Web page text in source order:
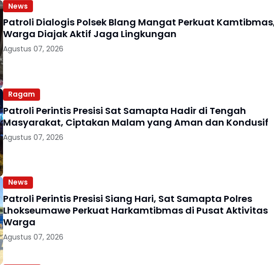
News
Patroli Dialogis Polsek Blang Mangat Perkuat
Warga Diajak Aktif Jaga Lingkungan
Agustus 07, 2026
Ragam
Patroli Perintis Presisi Sat Samapta Hadir di Tengah
Masyarakat, Ciptakan Malam yang Aman dan Kondusif
Agustus 07, 2026
News
Patroli Perintis Presisi Siang Hari, Sat Samapta Polres
Lhokseumawe Perkuat Harkamtibmas di Pusat Aktivitas
Warga
Agustus 07, 2026